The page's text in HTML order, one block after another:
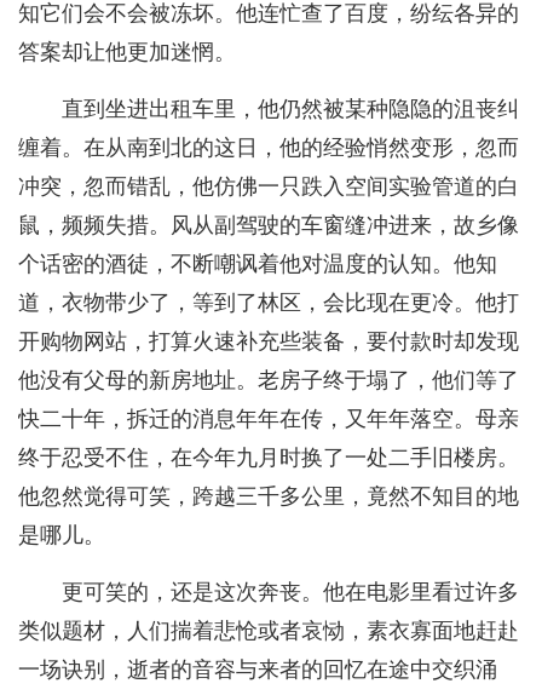
知它们会不会被冻坏。他连忙查了百度，纷纭各异的
答案却让他更加迷惘。
直到坐进出租车里，他仍然被某种隐隐的沮丧纠
缠着。在从南到北的这日，他的经验悄然变形，忽而
冲突，忽而错乱，他仿佛一只跌入空间实验管道的白
鼠，频频失措。风从副驾驶的车窗缝冲进来，故乡像
个话密的酒徒，不断嘲讽着他对温度的认知。他知
道，衣物带少了，等到了林区，会比现在更冷。他打
开购物网站，打算火速补充些装备，要付款时却发现
他没有父母的新房地址。老房子终于塌了，他们等了
快二十年，拆迁的消息年年在传，又年年落空。母亲
终于忍受不住，在今年九月时换了一处二手旧楼房。
他忽然觉得可笑，跨越三千多公里，竟然不知目的地
是哪儿。
更可笑的，还是这次奔丧。他在电影里看过许多
类似题材，人们揣着悲怆或者哀恸，素衣寡面地赶赴
一场诀别，逝者的音容与来者的回忆在途中交织涌